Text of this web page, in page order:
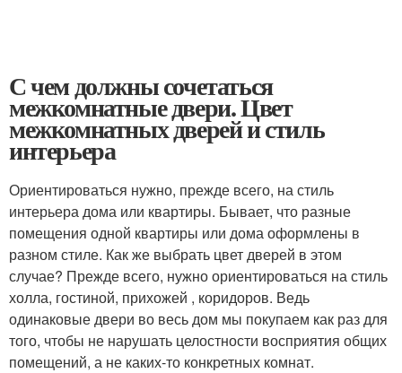
С чем должны сочетаться
межкомнатные двери. Цвет
межкомнатных дверей и стиль
интерьера
Ориентироваться нужно, прежде всего, на стиль
интерьера дома или квартиры. Бывает, что разные
помещения одной квартиры или дома оформлены в
разном стиле. Как же выбрать цвет дверей в этом
случае? Прежде всего, нужно ориентироваться на стиль
холла, гостиной, прихожей , коридоров. Ведь
одинаковые двери во весь дом мы покупаем как раз для
того, чтобы не нарушать целостности восприятия общих
помещений, а не каких-то конкретных комнат.